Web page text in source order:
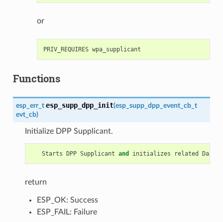
or
Functions
esp_err_t esp_supp_dpp_init(esp_supp_dpp_event_cb_t
evt_cb)
Initialize DPP Supplicant.
Starts DPP Supplicant and initializes related Data
return
ESP_OK: Success
ESP_FAIL: Failure